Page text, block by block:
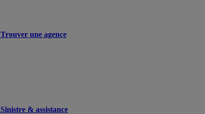
Trouver une agence
Sinistre & assistance